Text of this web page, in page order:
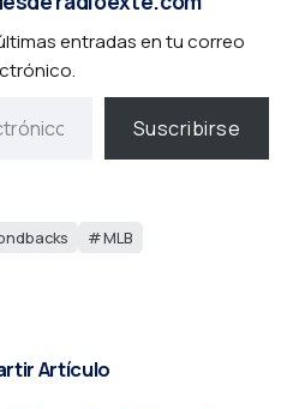
entradas en tu correo
Suscribirse
MLB
Artículo